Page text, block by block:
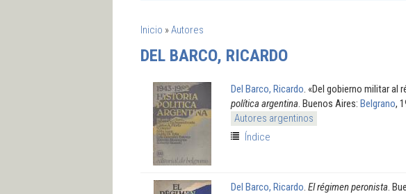
SE ENCUENTRA USTED AQUÍ
Inicio »Autores
DEL BARCO, RICARDO
Del Barco, Ricardo «Del gobierno militar al
política argentina . Buenos Aires: Belgrano,
Autores argentinos
Índice
Del Barco, Ricardo El régimen peronista .